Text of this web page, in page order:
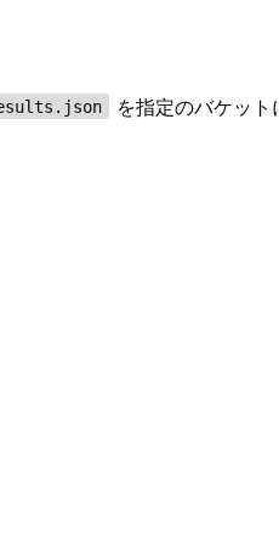
を指定のバケッ